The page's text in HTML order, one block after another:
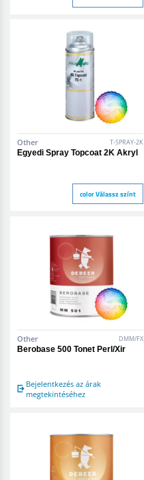
Other T-SPRAY-2K
Egyedi Spray Topcoat 2K Akryl
color Válassz színt
Other DMM/FX
Berobase 500 Tonet Perl/Xir
Bejelentkezés az árak
megtekintéséhez